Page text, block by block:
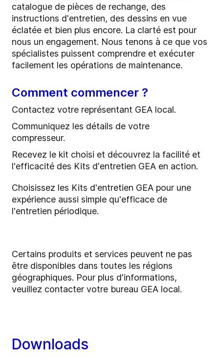
catalogue de pièces de rechange, des
instructions d'entretien, des dessins en vue
éclatée et bien plus encore. La clarté est pour
nous un engagement. Nous tenons à ce que vos
spécialistes puissent comprendre et exécuter
facilement les opérations de maintenance.
Comment commencer ?
Contactez votre représentant GEA local.
Communiquez les détails de votre
compresseur.
Recevez le kit choisi et découvrez la facilité et
l'efficacité des Kits d'entretien GEA en action.
Choisissez les Kits d'entretien GEA pour une
expérience aussi simple qu'efficace de
l'entretien périodique.
Certains produits et services peuvent ne pas
être disponibles dans toutes les régions
géographiques. Pour plus d'informations,
veuillez contacter votre bureau GEA local.
Downloads